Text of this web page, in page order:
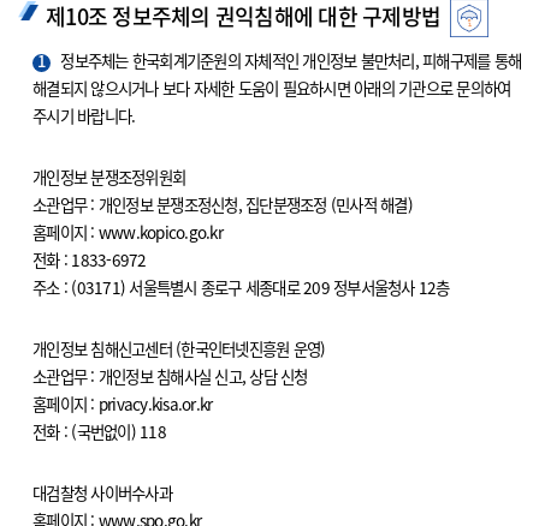
제10조 정보주체의 권익침해에 대한 구제방법
1
정보주체는 한국회계기준원의 자체적인 개인정보 불만처리, 피해구제를 통해
해결되지 않으시거나 보다 자세한 도움이 필요하시면 아래의 기관으로 문의하여
주시기 바랍니다.
개인정보 분쟁조정위원회
소관업무 : 개인정보 분쟁조정신청, 집단분쟁조정 (민사적 해결)
홈페이지 : www.kopico.go.kr
전화 : 1833-6972
주소 : (03171) 서울특별시 종로구 세종대로 209 정부서울청사 12층
개인정보 침해신고센터 (한국인터넷진흥원 운영)
소관업무 : 개인정보 침해사실 신고, 상담 신청
홈페이지 : privacy.kisa.or.kr
전화 : (국번없이) 118
대검찰청 사이버수사과
홈페이지 : www.spo.go.kr